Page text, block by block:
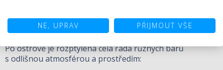
Po ostrově je rozptýlena celá řada různých barů
s odlišnou atmosférou a prostředím:
NE, UPRAV PŘIJMOUT VŠE